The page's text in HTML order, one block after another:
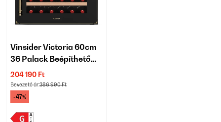
Vinsider Victoria 60cm
36 Palack Beépíthető
Italkhűtő 2 Zónás
Fekete
204 190 Ft
Bevezető ár:386 990 Ft
-47%